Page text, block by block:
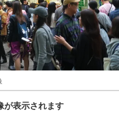
が表示されます